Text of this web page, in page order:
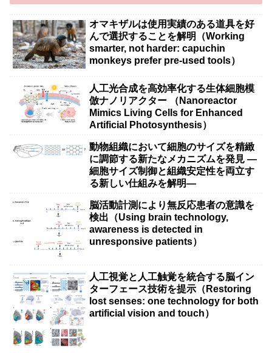
オマキザルは使用実績のある道具を好
んで選択することを解明（Working
smarter, not harder: capuchin
monkeys prefer pre-used tools）
人工光合成を高効率化する生体細胞模
倣ナノリアクター （Nanoreactor
Mimics Living Cells for Enhanced
Artificial Photosynthesis）
動物組織において細胞のサイズを精緻
に調節する新たなメカニズムを発見 ―
細胞サイズ制御と組織安定性を両立す
る新しい仕組みを解明―
脳活動計測により無反応患者の意識を
検出（Using brain technology,
awareness is detected in
unresponsive patients）
人工視覚と人工触覚を統合する脳イン
ターフェース技術を提示（Restoring
lost senses: one technology for both
artificial vision and touch）